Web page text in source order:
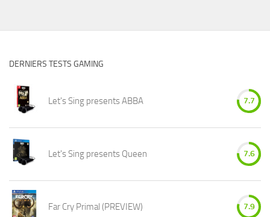
DERNIERS TESTS GAMING
Let's Sing presents ABBA 7.7
Let's Sing presents Queen 7.6
Far Cry Primal (PREVIEW) 7.9